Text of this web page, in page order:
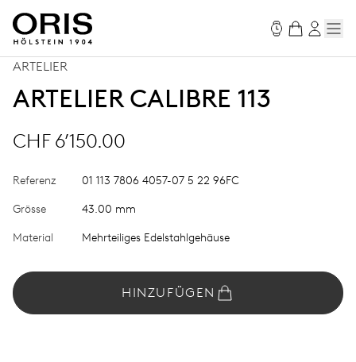
ARTELIER
ARTELIER CALIBRE 113
CHF 6’150.00
Referenz 01 113 7806 4057-07 5 22 96FC
Grösse 43.00 mm
Material Mehrteiliges Edelstahlgehäuse
HINZUFÜGEN